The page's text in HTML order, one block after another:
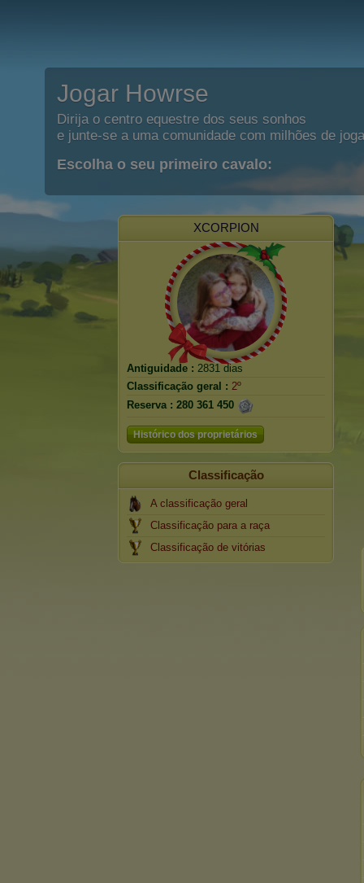
Jogar Howrse
Dirija o centro equestre dos seus sonhos
e junte-se a uma comunidade com milhões de
Escolha o seu primeiro cavalo:
XCORPION
Antiguidade : 2831 dias
Classificação geral : 2º
Reserva : 280 361 450
Histórico dos proprietários
Classificação
A classificação geral
Classificação para a raça
Classificação de vitórias